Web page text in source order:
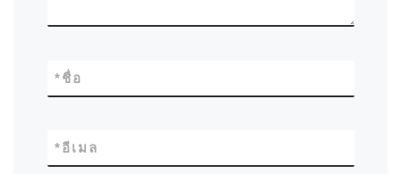
ชื่อ
*
อีเมล
*